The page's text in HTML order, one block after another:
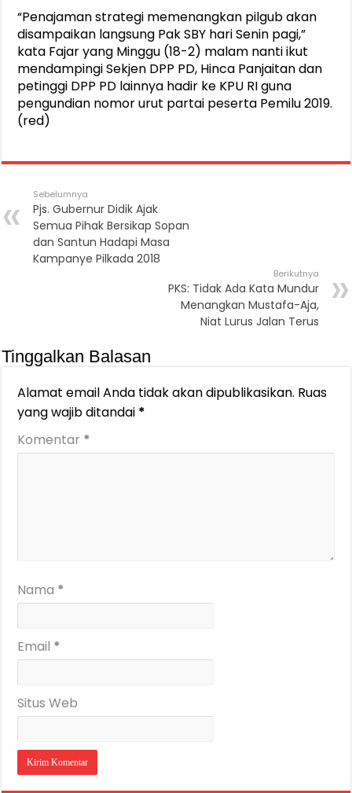
“Penajaman strategi memenangkan pilgub akan
disampaikan langsung Pak SBY hari Senin pagi,”
kata Fajar yang Minggu (18-2) malam nanti ikut
mendampingi Sekjen DPP PD, Hinca Panjaitan dan
petinggi DPP PD lainnya hadir ke KPU RI guna
pengundian nomor urut partai peserta Pemilu 2019.
(red)
Sebelumnya
Pjs. Gubernur Didik Ajak
Semua Pihak Bersikap Sopan
dan Santun Hadapi Masa
Kampanye Pilkada 2018
Berikutnya
PKS: Tidak Ada Kata Mundur
Menangkan Mustafa-Aja,
Niat Lurus Jalan Terus
Tinggalkan Balasan
Alamat email Anda tidak akan dipublikasikan. Ruas
yang wajib ditandai *
Komentar *
Nama *
Email *
Situs Web